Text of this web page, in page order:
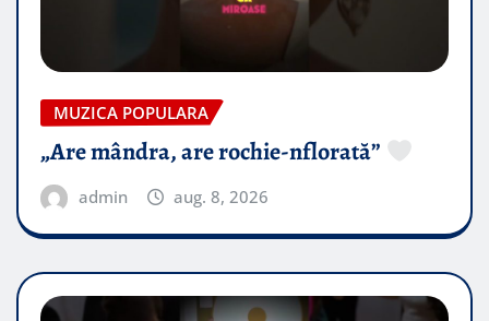
MUZICA POPULARA
„Are mândra, are rochie-nflorată”
admin aug. 8, 2026